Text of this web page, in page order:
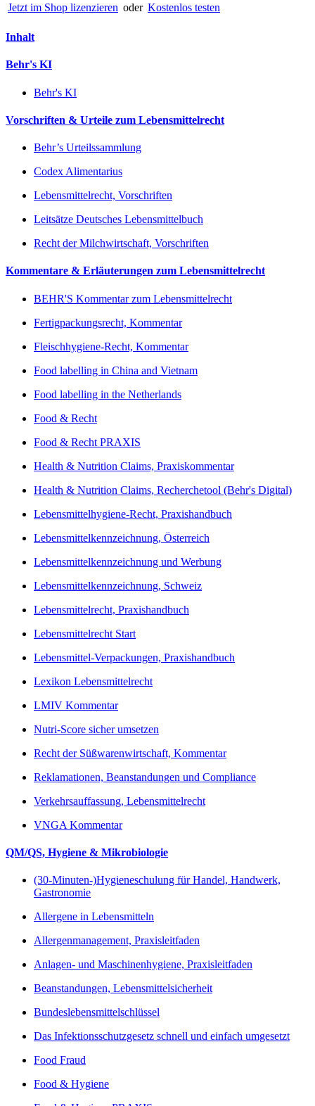
Jetzt im Shop lizenzieren oder Kostenlos testen
Inhalt
Behr's KI
Behr's KI
Vorschriften & Urteile zum Lebensmittelrecht
Behr’s Urteilssammlung
Codex Alimentarius
Lebensmittelrecht, Vorschriften
Leitsätze Deutsches Lebensmittelbuch
Recht der Milchwirtschaft, Vorschriften
Kommentare & Erläuterungen zum Lebensmittelrecht
BEHR'S Kommentar zum Lebensmittelrecht
Fertigpackungsrecht, Kommentar
Fleischhygiene-Recht, Kommentar
Food labelling in China and Vietnam
Food labelling in the Netherlands
Food & Recht
Food & Recht PRAXIS
Health & Nutrition Claims, Praxiskommentar
Health & Nutrition Claims, Recherchetool (Behr's Digital)
Lebensmittelhygiene-Recht, Praxishandbuch
Lebensmittelkennzeichnung, Österreich
Lebensmittelkennzeichnung und Werbung
Lebensmittelkennzeichnung, Schweiz
Lebensmittelrecht, Praxishandbuch
Lebensmittelrecht Start
Lebensmittel-Verpackungen, Praxishandbuch
Lexikon Lebensmittelrecht
LMIV Kommentar
Nutri-Score sicher umsetzen
Recht der Süßwarenwirtschaft, Kommentar
Reklamationen, Beanstandungen und Compliance
Verkehrsauffassung, Lebensmittelrecht
VNGA Kommentar
QM/QS, Hygiene & Mikrobiologie
(30-Minuten-)Hygieneschulung für Handel, Handwerk,
Gastronomie
Allergene in Lebensmitteln
Allergenmanagement, Praxisleitfaden
Anlagen- und Maschinenhygiene, Praxisleitfaden
Beanstandungen, Lebensmittelsicherheit
Bundeslebensmittelschlüssel
Das Infektionsschutzgesetz schnell und einfach umgesetzt
Food Fraud
Food & Hygiene